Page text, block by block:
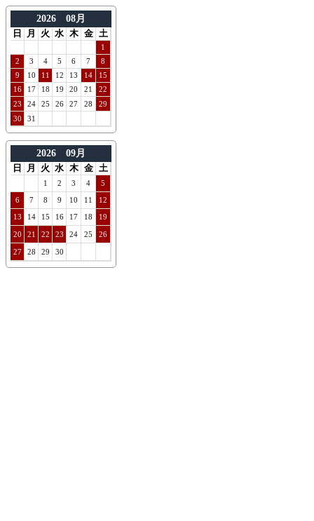
2026 08月
日
月 火 水 木 金 土
1
2
3 4 5 6 7
8
9
10 11 12 13 14
15
16
17 18 19 20 21
22
23
24 25 26 27 28
29
30
31
2026 09月
日
月 火 水 木 金 土
1 2 3 4
5
6
7 8 9 10 11
12
13
14 15 16 17 18 19
20 21 22 23 24 25 26
27 28 29 30